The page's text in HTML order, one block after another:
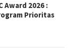
Award 2026 :
Prioritas